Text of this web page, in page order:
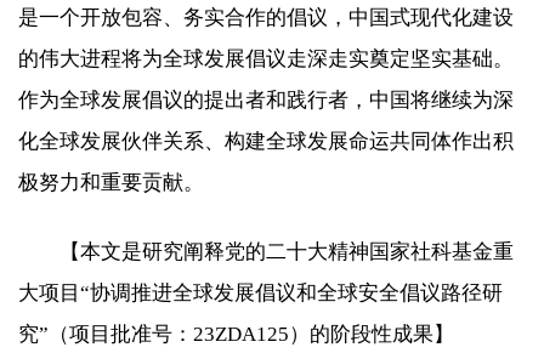
是一个开放包容、务实合作的倡议，中国式现代化建设
的伟大进程将为全球发展倡议走深走实奠定坚实基础。
作为全球发展倡议的提出者和践行者，中国将继续为深
化全球发展伙伴关系、构建全球发展命运共同体作出积
极努力和重要贡献。
【本文是研究阐释党的二十大精神国家社科基金重
大项目“协调推进全球发展倡议和全球安全倡议路径研
究”（项目批准号：23ZDA125）的阶段性成果】